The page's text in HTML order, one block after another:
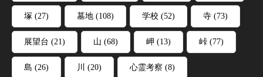
塚 (27) 墓地 (108) 学校 (52) 寺 (73)
展望台 (21) 山 (68) 岬 (13) 峠 (77)
島 (26) 川 (20) 心霊考察 (8)